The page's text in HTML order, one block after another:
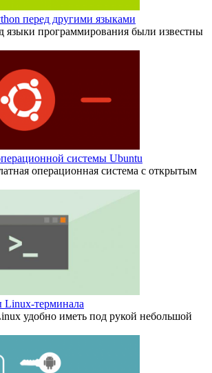
перед другими языками
языки программирования были известны
системы Ubuntu
операционная система с открытым
терминала
удобно иметь под рукой небольшой